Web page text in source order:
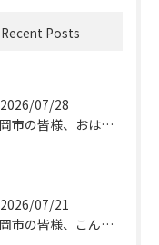
Recent Posts
2026/07/28
静岡市の皆様、おはようございます。
2026/07/21
静岡市の皆様、こんにちは！